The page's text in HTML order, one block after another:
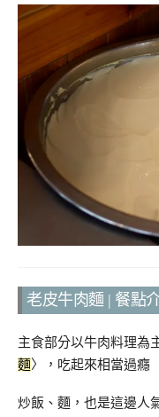
老皮牛肉麵 | 餐點
主食部分以牛肉料理為
麵〉，吃起來相當過癮
炒飯、麵，也是這邊人